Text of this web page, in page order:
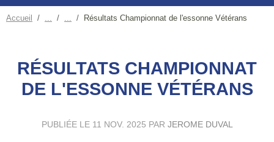
Accueil Résultats Championnat de l'essonne Vétérans
RÉSULTATS CHAMPIONNAT
DE L'ESSONNE VÉTÉRANS
PUBLIÉE LE 11 NOV. 2025 PAR JEROME DUVAL